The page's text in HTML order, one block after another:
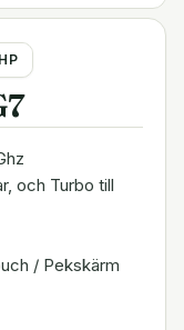
och Turbo till
/ Pekskärm